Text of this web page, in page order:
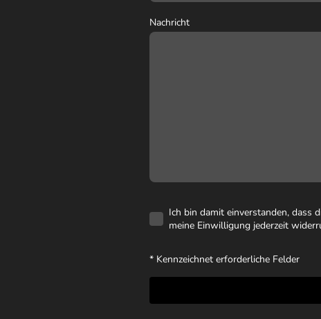
Nachricht
Ich bin damit einverstanden, dass
meine Einwilligung jederzeit
* Kennzeichnet erforderliche Felder